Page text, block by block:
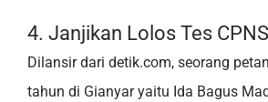
4. Janjikan Lolos Tes
Dilansir dari detik.com, seorang
tahun di Gianyar yaitu Ida Bagus